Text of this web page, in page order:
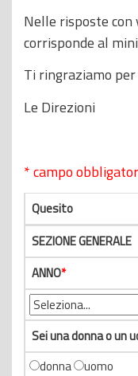
Nelle risposte
corrisponde al
Ti ringraziamo
Le Direzioni
* campo
Quesito
SEZIONE GENERALE
ANNO*
Sei una donna o un
donna
uomo